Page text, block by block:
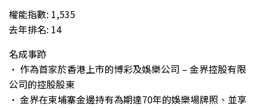
權能指數: 1,535
去年排名: 14
名成事跡
• 作為首家於香港上市的博彩及娛樂公司 – 金界控股有限
公司的控股股東
• 金界在柬埔寨金邊持有為期達70年的娛樂場牌照、並享